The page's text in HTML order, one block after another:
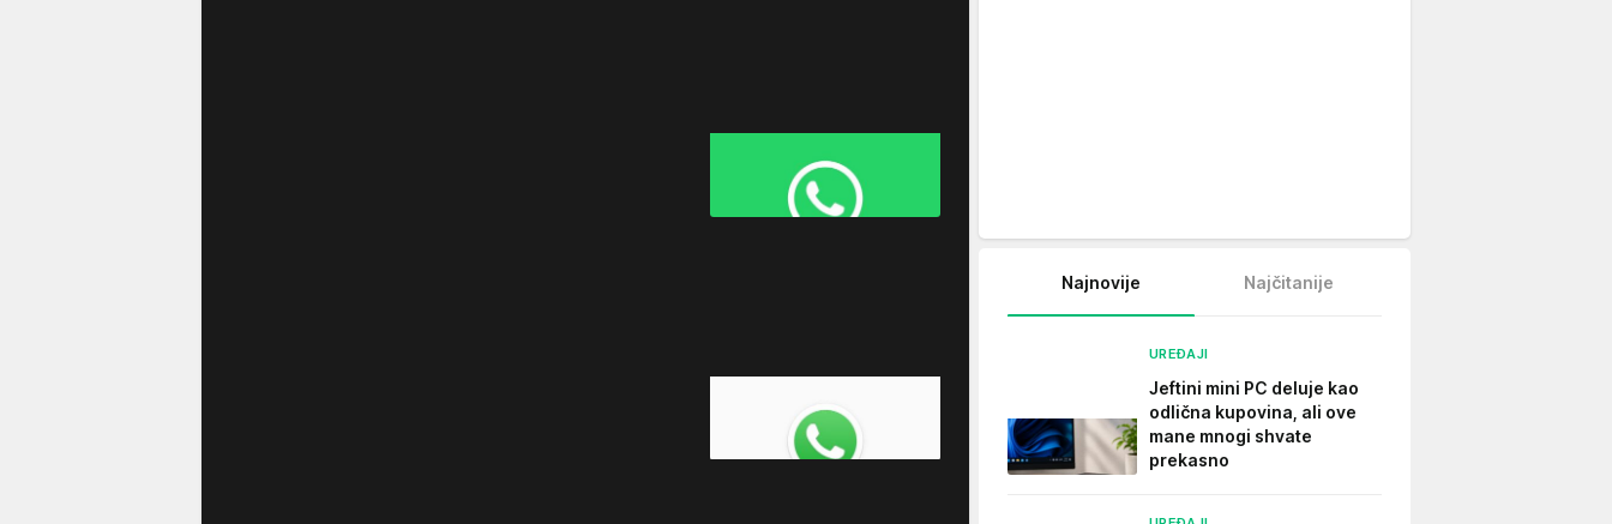
Najnovije Najčitanije
UREĐAJI
Jeftini mini PC deluje kao
odlična kupovina, ali ove
mane mnogi shvate
prekasno